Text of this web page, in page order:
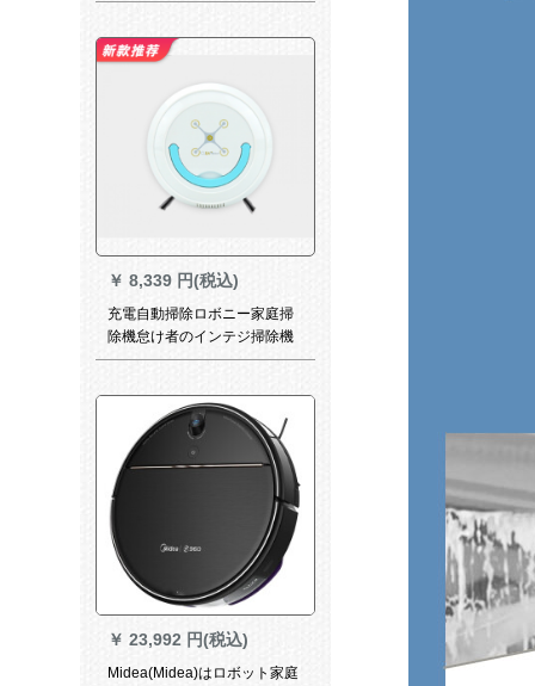
￥ 8,339 円(税込)
充電自動掃除ロボニー家庭掃
除機怠け者のインテジ掃除機
新モデル二掃除機ホワイト
￥ 23,992 円(税込)
Midea(Midea)はロボット家庭